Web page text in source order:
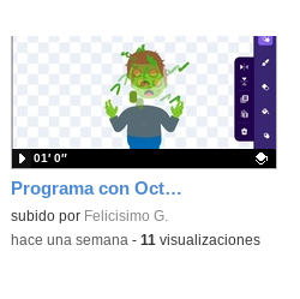
Programa con OctoStudio, un juego homenajeando al House of the dead con Zombies
Contenido educativo.
subido por Felicisimo G.
01′ 0″
-hace una semana - 11 visualizaciones